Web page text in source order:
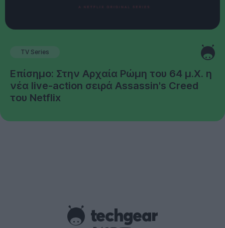
TV Series
Επίσημο: Στην Αρχαία Ρώμη του 64 μ.Χ. η
νέα live-action σειρά Assassin's Creed
του Netflix